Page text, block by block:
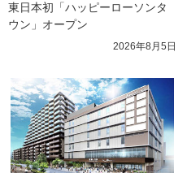
東日本初「ハッピーローソンタ
ウン」オープン
2026年8月5日